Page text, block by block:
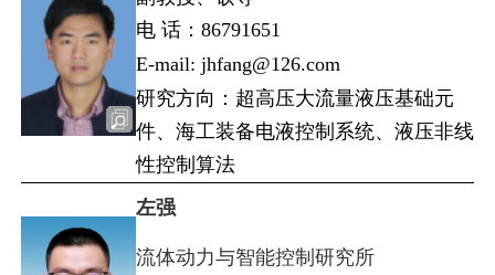
电 话：86791651
E-mail: jhfang@126.com
研究方向：超高压大流量液压基础元
件、海工装备电液控制系统、液压非线
性控制算法
左强
流体动力与智能控制研究所